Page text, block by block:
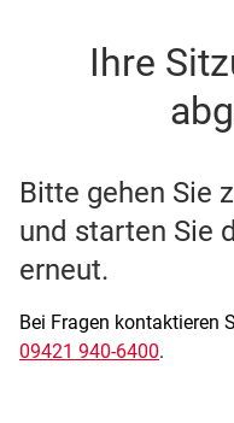
SSOIhre
Bitte gehen Sie
und starten Sie
erneut.
Bei Fragen kontaktieren
09421 940-6400.